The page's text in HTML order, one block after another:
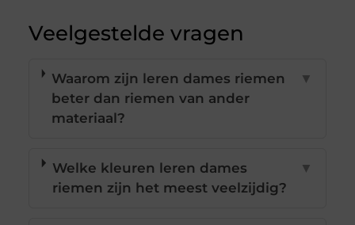
Veelgestelde vragen
Waarom zijn leren dames riemen
beter dan riemen van ander
materiaal?
▼
Welke kleuren leren dames
riemen zijn het meest veelzijdig?
▼